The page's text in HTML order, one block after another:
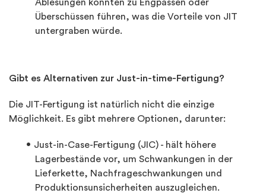
Ablesungen könnten zu Engpässen oder
Überschüssen führen, was die Vorteile von JIT
untergraben würde.
Gibt es Alternativen zur Just-in-time-Fertigung?
Die JIT-Fertigung ist natürlich nicht die einzige
Möglichkeit. Es gibt mehrere Optionen, darunter:
Just-in-Case-Fertigung (JIC) - hält höhere
Lagerbestände vor, um Schwankungen in der
Lieferkette, Nachfrageschwankungen und
Produktionsunsicherheiten auszugleichen.